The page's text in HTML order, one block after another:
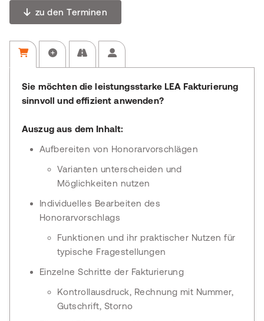
zu den Terminen
Sie möchten die leistungsstarke LEA Fakturierung
sinnvoll und effizient anwenden?
Auszug aus dem Inhalt:
Aufbereiten von Honorarvorschlägen
Varianten unterscheiden und
Möglichkeiten nutzen
Individuelles Bearbeiten des
Honorarvorschlags
Funktionen und ihr praktischer Nutzen für
typische Fragestellungen
Einzelne Schritte der Fakturierung
Kontrollausdruck, Rechnung mit Nummer,
Gutschrift, Storno